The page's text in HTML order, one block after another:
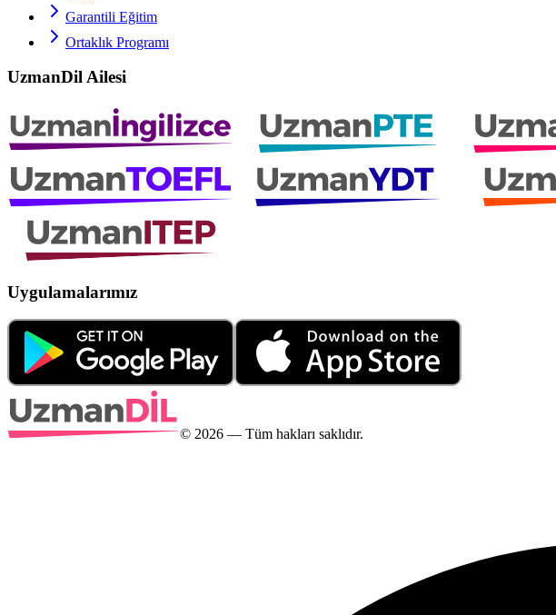
Garantili Eğitim
Ortaklık Programı
UzmanDil Ailesi
Uygulamalarımız
© 2026 — Tüm hakları saklıdır.